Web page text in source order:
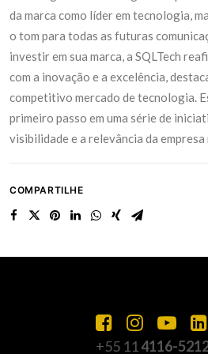
da marca como líder em tecnologia,
o tom para todas as futuras
investir em sua marca, a SQLTech
com a inovação e a excelência,
competitivo mercado de tecnologia.
primeiro passo em uma série de
visibilidade e a relevância da
COMPARTILHE
+55 11 4116-